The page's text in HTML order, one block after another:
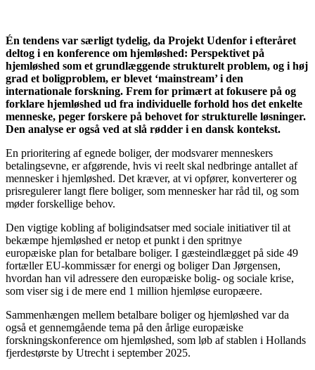
Én tendens var særligt tydelig, da Projekt Udenfor i efteråret
deltog i en konference om hjemløshed: Perspektivet på
hjemløshed som et grundlæggende strukturelt problem, og i høj
grad et boligproblem, er blevet ‘mainstream’ i den
internationale forskning. Frem for primært at fokusere på og
forklare hjemløshed ud fra individuelle forhold hos det enkelte
menneske, peger forskere på behovet for strukturelle løsninger.
Den analyse er også ved at slå rødder i en dansk kontekst.
En prioritering af egnede boliger, der modsvarer menneskers
betalingsevne, er afgørende, hvis vi reelt skal nedbringe antallet af
mennesker i hjemløshed. Det kræver, at vi opfører, konverterer og
prisregulerer langt flere boliger, som mennesker har råd til, og som
møder forskellige behov.
Den vigtige kobling af boligindsatser med sociale initiativer til at
bekæmpe hjemløshed er netop et punkt i den spritnye
europæiske plan for betalbare boliger. I gæsteindlægget på side 49
fortæller EU-kommissær for energi og boliger Dan Jørgensen,
hvordan han vil adressere den europæiske bolig- og sociale krise,
som viser sig i de mere end 1 million hjemløse europæere.
Sammenhængen mellem betalbare boliger og hjemløshed var da
også et gennemgående tema på den årlige europæiske
forskningskonference om hjemløshed, som løb af stablen i Hollands
fjerdestørste by Utrecht i september 2025.